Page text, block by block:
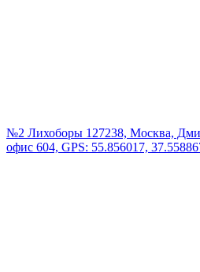
№2 Лихоборы 127238, Москва,
офис 604, GPS: 55.856017,